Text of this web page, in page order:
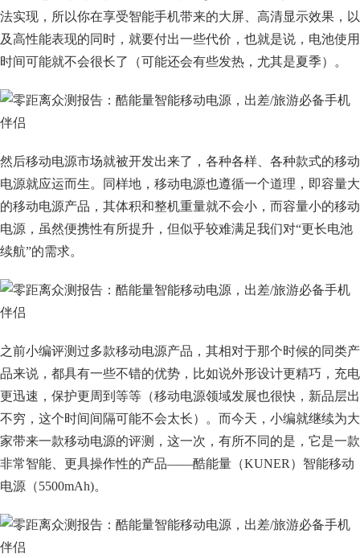
法实现，所以你在享受智能手机带来的大屏、高清显示效果，以
及高性能表现的同时，就要付出一些代价，也就是说，电池使用
时间可能就不会很长了（可能还会有些发热，尤其是夏季）。
然后移动电源市场就被开发出来了，各种各样、各种款式的移动
电源就应运而生。同样地，移动电源也遵循一个道理，即容量大
的移动电源产品，其体积和整机重量就不会小，而容量小的移动
电源，虽然便携性有所提升，但似乎较难满足我们对“更长电池
续航”的需求。
之前小编评测过多款移动电源产品，其相对于那个时候的同类产
品来说，都具有一些不错的优势，比如说外形设计更精巧，充电
更迅速，保护更周到等等（移动电源领域发展也很快，新品层出
不穷，这个时间间隔可能不会太长）。而今天，小编就继续为大
家带来一款移动电源的评测，这一次，有所不同的是，它是一款
非常智能、更具操作性的产品——酷能量（KUNER）智能移动
电源（5500mAh)。